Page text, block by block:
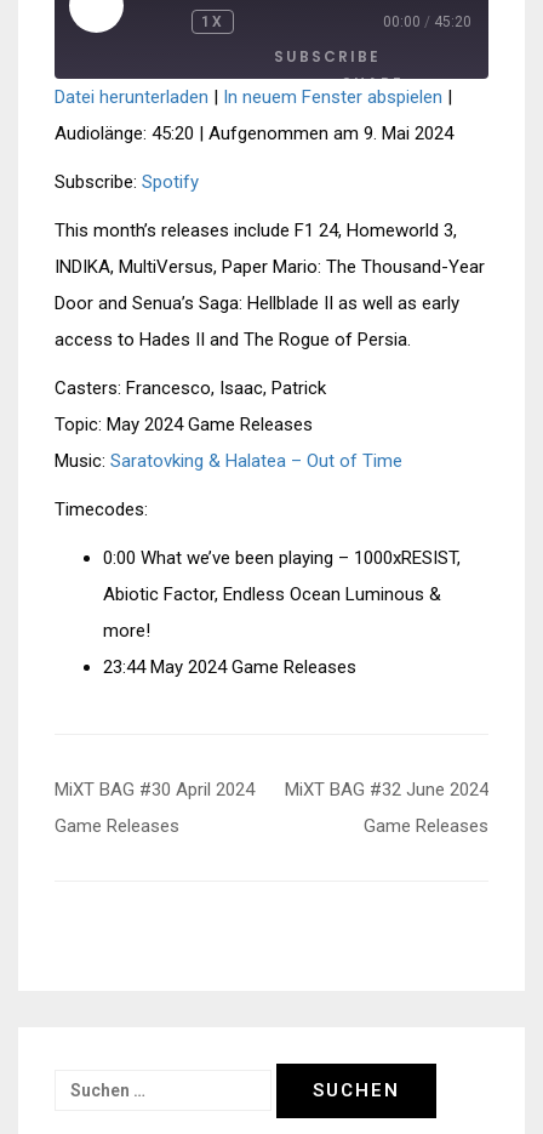
PLAY
EPISODE
REWIND
SECONDS
1X
FORWARD
30
SECONDS
00:00 / 45:20
SUBSCRIBE
SHARE
Spotify
RSS FEED
SHARE
LINK
EMBED
Datei herunterladen | In neuem Fenster abspielen |
Audiolänge: 45:20 | Aufgenommen am 9. Mai 2024
Subscribe: Spotify
This month’s releases include F1 24, Homeworld 3,
INDIKA, MultiVersus, Paper Mario: The Thousand-Year
Door and Senua’s Saga: Hellblade II as well as early
access to Hades II and The Rogue of Persia.
Casters: Francesco, Isaac, Patrick
Topic: May 2024 Game Releases
Music: Saratovking & Halatea – Out of Time
Timecodes:
0:00 What we’ve been playing – 1000xRESIST,
Abiotic Factor, Endless Ocean Luminous &
more!
23:44 May 2024 Game Releases
Beitragsnavigation
MiXT BAG #30 April 2024
Game Releases
MiXT BAG #32 June 2024
Game Releases
Suchen